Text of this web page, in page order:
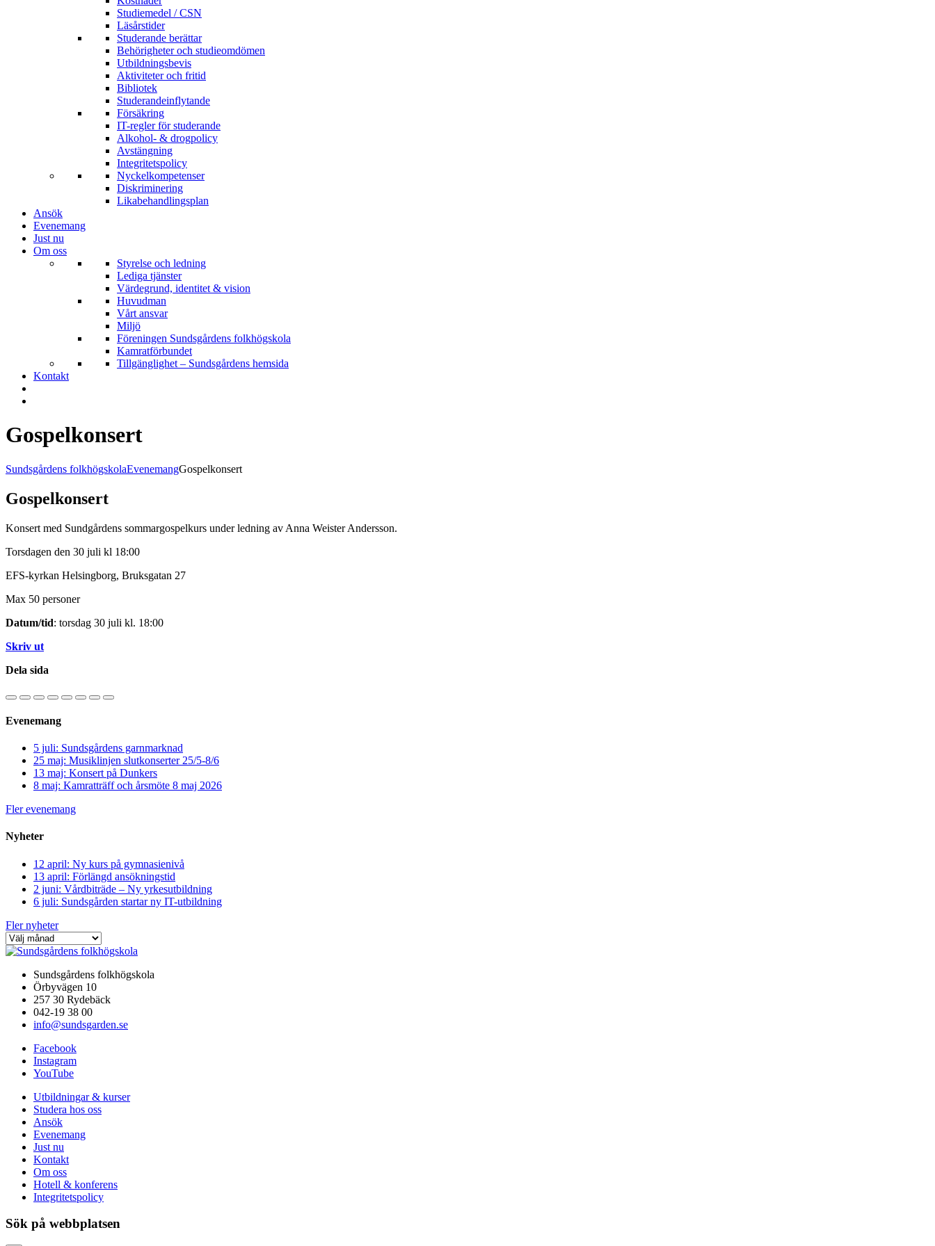
Studiemedel / CSN
Läsårstider
Studerande berättar
Behörigheter och studieomdömen
Utbildningsbevis
Aktiviteter och fritid
Bibliotek
Studerandeinflytande
Försäkring
IT-regler för studerande
Alkohol- & drogpolicy
Avstängning
Integritetspolicy
Nyckelkompetenser
Diskriminering
Likabehandlingsplan
Ansök
Evenemang
Just nu
Om oss
Styrelse och ledning
Lediga tjänster
Värdegrund, identitet & vision
Huvudman
Vårt ansvar
Miljö
Föreningen Sundsgårdens folkhögskola
Kamratförbundet
Tillgänglighet – Sundsgårdens hemsida
Kontakt
Gospelkonsert
Sundsgårdens folkhögskolaEvenemangGospelkonsert
Gospelkonsert
Konsert med Sundgårdens sommargospelkurs under ledning av Anna Weister Andersson.
Torsdagen den 30 juli kl 18:00
EFS-kyrkan Helsingborg, Bruksgatan 27
Max 50 personer
Datum/tid: torsdag 30 juli kl. 18:00
Skriv ut
Dela sida
Evenemang
5 juli: Sundsgårdens garnmarknad
25 maj: Musiklinjen slutkonserter 25/5-8/6
13 maj: Konsert på Dunkers
8 maj: Kamratträff och årsmöte 8 maj 2026
Fler evenemang
Nyheter
12 april: Ny kurs på gymnasienivå
13 april: Förlängd ansökningstid
2 juni: Vårdbiträde – Ny yrkesutbildning
6 juli: Sundsgården startar ny IT-utbildning
Fler nyheter
Sundsgårdens folkhögskola
Örbyvägen 10
257 30 Rydebäck
042-19 38 00
info@sundsgarden.se
Facebook
Instagram
YouTube
Utbildningar & kurser
Studera hos oss
Ansök
Evenemang
Just nu
Kontakt
Om oss
Hotell & konferens
Integritetspolicy
Sök på webbplatsen